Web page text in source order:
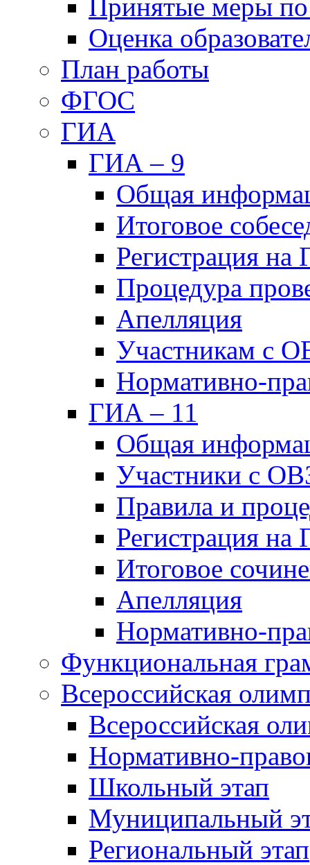
Принятые меры
Оценка
План работы
ФГОС
ГИА
ГИА – 9
Общая
Итоговое
Регистрация
Процедура
Апелляция
Участникам с
Нормативно-
ГИА – 11
Общая
Участники с
Правила и
Регистрация
Итоговое
Апелляция
Нормативно-
Функциональная
Всероссийская
Всероссийская
Нормативно-
Школьный этап
Муниципальный
Региональный этап